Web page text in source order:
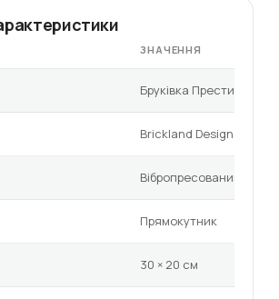
ЗНАЧЕННЯ
Бруківка Престиж
Brickland Design
Вібропресований бетон
Прямокутник
30 × 20 см